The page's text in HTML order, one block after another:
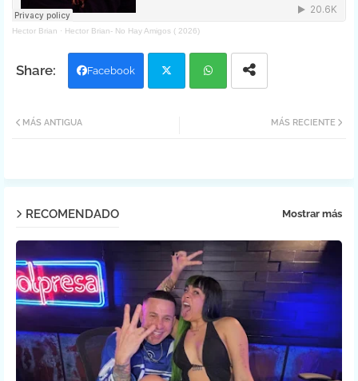
Hector Brian · Hector Brian- No Hay Amigos ( 2026)
Facebook
MÁS RECIENTE
MÁS ANTIGUA
RECOMENDADO Mostrar más